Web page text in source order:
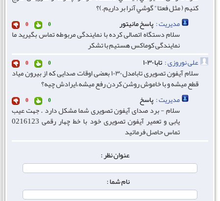
كنيم ( مثل فعتا" گوشي آنرا بر داريم.)؟
مدیریت :پاسخ مانیتور 0
0
سلام دستگاه اتصالی کرده با نمایندگی مربوطه تماس بگیرید ما
نمایندگی کوماکس هستیم با تشکر
علی نوروزی : تابا۱۰۳۰ 0
0
سلام آیفون تصویری تابامدل۱۰۳۰ بعضی اوقات صدایی که از بیرون میاد
قطع میشه و با خاموش روشن کردن رفع میشه،ایرادش چیه؟
مدیریت :پاسخ 0
0
سلام - برد صدای آیفون تصویری شما مشکل دارد . جهت عیب
یابی و تعمیر آیفون تصویری خود با خط چهار رقمی 0216123
تماس حاصل فرمائید
عنوان نظر :
نام شما :